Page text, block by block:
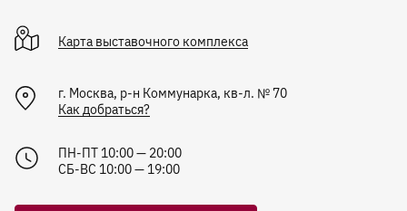
Карта выставочного комплекса
г. Москва, р-н Коммунарка, кв-л. № 70
Как добраться?
ПН-ПТ 10:00 — 20:00
СБ-ВС 10:00 — 19:00